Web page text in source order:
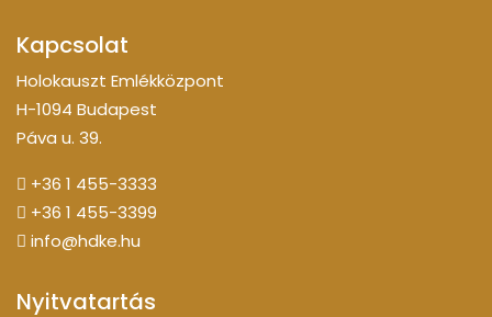
Kapcsolat
Holokauszt Emlékközpont
H-1094 Budapest
Páva u. 39.
+36 1 455-3333
+36 1 455-3399
info@hdke.hu
Nyitvatartás